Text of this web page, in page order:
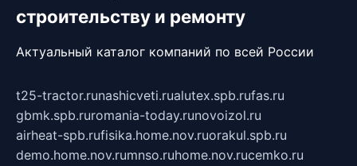
строительству и ремонту
Актуальный каталог компаний по всей России
t25-tractor.runashicveti.rualutex.spb.rufas.ru
gbmk.spb.ruromania-today.runovoizol.ru
airheat-spb.rufisika.home.nov.ruorakul.spb.ru
demo.home.nov.rumnso.ruhome.nov.rucemko.ru